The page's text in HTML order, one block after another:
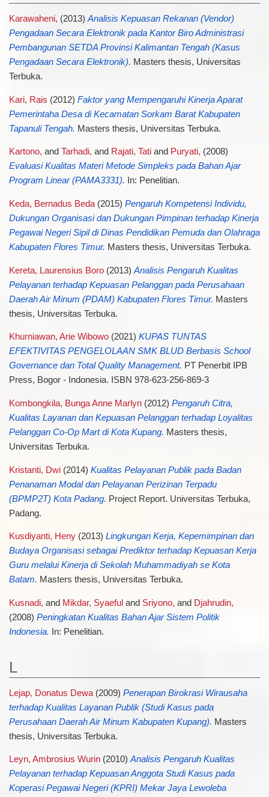
Karawaheni, (2013) Analisis Kepuasan Rekanan (Vendor)
Pengadaan Secara Elektronik pada Kantor Biro Administrasi
Pembangunan SETDA Provinsi Kalimantan Tengah (Kasus
Pengadaan Secara Elektronik). Masters thesis, Universitas
Terbuka.
Kari, Rais (2012) Faktor yang Mempengaruhi Kinerja Aparat
Pemerintaha Desa di Kecamatan Sorkam Barat Kabupaten
Tapanuli Tengah. Masters thesis, Universitas Terbuka.
Kartono, and Tarhadi, and Rajati, Tatiand Puryati, (2008)
Evaluasi Kualitas Materi Metode Simpleks pada Bahan Ajar
Program Linear (PAMA3331). In: Penelitian.
Keda, Bernadus Beda(2015) Pengaruh Kompetensi Individu,
Dukungan Organisasi dan Dukungan Pimpinan terhadap Kinerja
Pegawai Negeri Sipil di Dinas Pendidikan Pemuda dan Olahraga
Kabupaten Flores Timur. Masters thesis, Universitas Terbuka.
Kereta, Laurensius Boro(2013) Analisis Pengaruh Kualitas
Pelayanan terhadap Kepuasan Pelanggan pada Perusahaan
Daerah Air Minum (PDAM) Kabupaten Flores Timur. Masters
thesis, Universitas Terbuka.
Khurniawan, Arie Wibowo(2021) KUPAS TUNTAS
EFEKTIVITAS PENGELOLAAN SMK BLUD Berbasis School
Governance dan Total Quality Management. PT Penerbit IPB
Press, Bogor - Indonesia. ISBN 978-623-256-869-3
Kombongkila, Bunga Anne Marlyn(2012) Pengaruh Citra,
Kualitas Layanan dan Kepuasan Pelanggan terhadap Loyalitas
Pelanggan Co-Op Mart di Kota Kupang. Masters thesis,
Universitas Terbuka.
Kristanti, Dwi(2014) Kualitas Pelayanan Publik pada Badan
Penanaman Modal dan Pelayanan Perizinan Terpadu
(BPMP2T) Kota Padang. Project Report. Universitas Terbuka,
Padang.
Kusdiyanti, Heny(2013) Lingkungan Kerja, Kepemimpinan dan
Budaya Organisasi sebagai Prediktor terhadap Kepuasan Kerja
Guru melalui Kinerja di Sekolah Muhammadiyah se Kota
Batam. Masters thesis, Universitas Terbuka.
Kusnadi, and Mikdar, Syaeful and Sriyono, and Djahrudin,
(2008) Peningkatan Kualitas Bahan Ajar Sistem Politik
Indonesia. In: Penelitian.
L
Lejap, Donatus Dewa(2009) Penerapan Birokrasi Wirausaha
terhadap Kualitas Layanan Publik (Studi Kasus pada
Perusahaan Daerah Air Minum Kabupaten Kupang). Masters
thesis, Universitas Terbuka.
Leyn, Ambrosius Wurin(2010)Analisis Pengaruh Kualitas
Pelayanan terhadap Kepuasan Anggota Studi Kasus pada
Koperasi Pegawai Negeri (KPRI) Mekar Jaya Lewoleba